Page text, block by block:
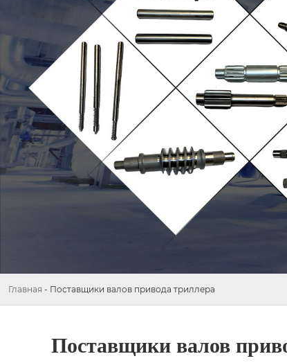
Главная - Поставщики валов привода триллера
Поставщики валов